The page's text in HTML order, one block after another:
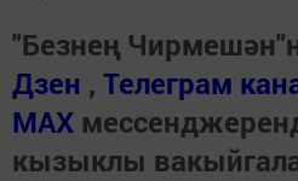
"Безнең
Дзен , Телеграм
МАХ
кызыклы